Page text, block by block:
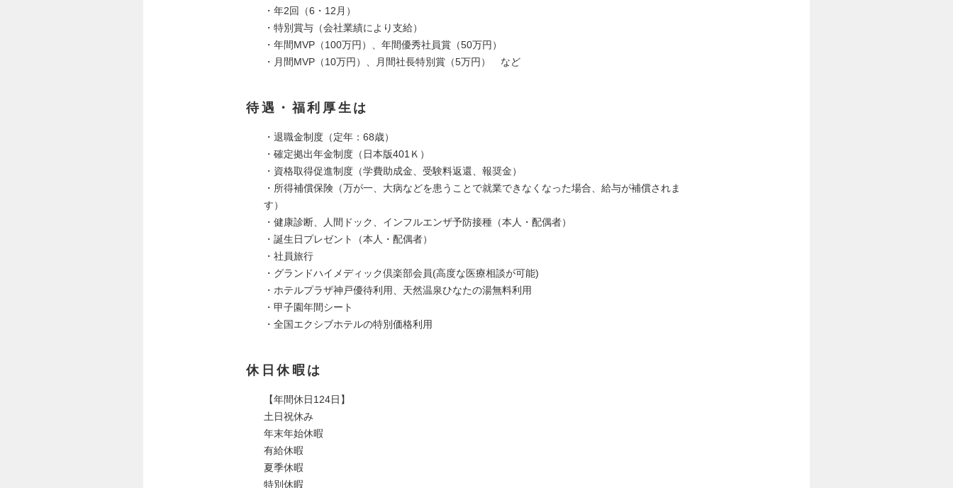
・年2回（6・12月）
・特別賞与（会社業績により支給）
・年間MVP（100万円）、年間優秀社員賞（50万円）
・月間MVP（10万円）、月間社長特別賞（5万円） など
待遇・福利厚生は
・退職金制度（定年：68歳）
・確定拠出年金制度（日本版401Ｋ）
・資格取得促進制度（学費助成金、受験料返還、報奨金）
・所得補償保険（万が一、大病などを患うことで就業できなくなった場合、給与が補償されま
す）
・健康診断、人間ドック、インフルエンザ予防接種（本人・配偶者）
・誕⽣日プレゼント（本人・配偶者）
・社員旅行
・グランドハイメディック倶楽部会員(高度な医療相談が可能)
・ホテルプラザ神戸優待利用、天然温泉ひなたの湯無料利用
・甲子園年間シート
・全国エクシブホテルの特別価格利用
休日休暇は
【年間休日124日】
土日祝休み
年末年始休暇
有給休暇
夏季休暇
特別休暇